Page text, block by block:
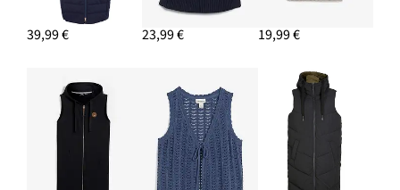
18,99 €-13%
PRIDAŤ DO KOŠÍKA
39,99 € 23,99 € 19,99 €